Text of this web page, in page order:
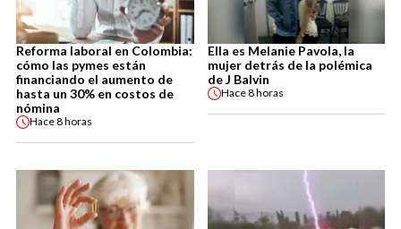
Reforma laboral en Colombia:
cómo las pymes están
financiando el aumento de
hasta un 30% en costos de
nómina
Hace8 horas
Ella es Melanie Pavola, la
mujer detrás de la polémica
de J Balvin
Hace8 horas